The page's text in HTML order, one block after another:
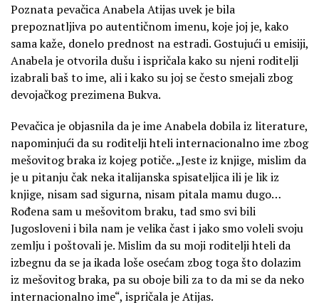
Poznata pevačica Anabela Atijas uvek je bila
prepoznatljiva po autentičnom imenu, koje joj je, kako
sama kaže, donelo prednost na estradi. Gostujući u emisiji,
Anabela je otvorila dušu i ispričala kako su njeni roditelji
izabrali baš to ime, ali i kako su joj se često smejali zbog
devojačkog prezimena Bukva.
Pevačica je objasnila da je ime Anabela dobila iz literature,
napominjući da su roditelji hteli internacionalno ime zbog
mešovitog braka iz kojeg potiče. „Jeste iz knjige, mislim da
je u pitanju čak neka italijanska spisateljica ili je lik iz
knjige, nisam sad sigurna, nisam pitala mamu dugo…
Rođena sam u mešovitom braku, tad smo svi bili
Jugosloveni i bila nam je velika čast i jako smo voleli svoju
zemlju i poštovali je. Mislim da su moji roditelji hteli da
izbegnu da se ja ikada loše osećam zbog toga što dolazim
iz mešovitog braka, pa su oboje bili za to da mi se da neko
internacionalno ime“, ispričala je Atijas.